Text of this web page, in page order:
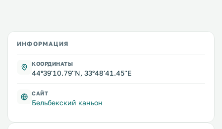
ИНФОРМАЦИЯ
КООРДИНАТЫ
44°39'10.79''N, 33°48'41.45''E
САЙТ
Бельбекский каньон